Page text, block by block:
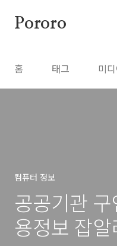
Pororo
홈 태그 미
컴퓨터 정보
공공기관
용정보 잡